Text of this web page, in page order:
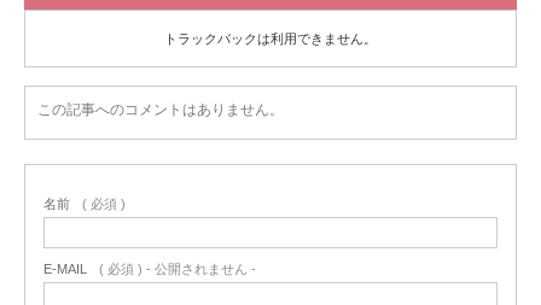
トラックバックは利用できません。
この記事へのコメントはありません。
名前 ( 必須 )
E-MAIL ( 必須 ) - 公開されません -